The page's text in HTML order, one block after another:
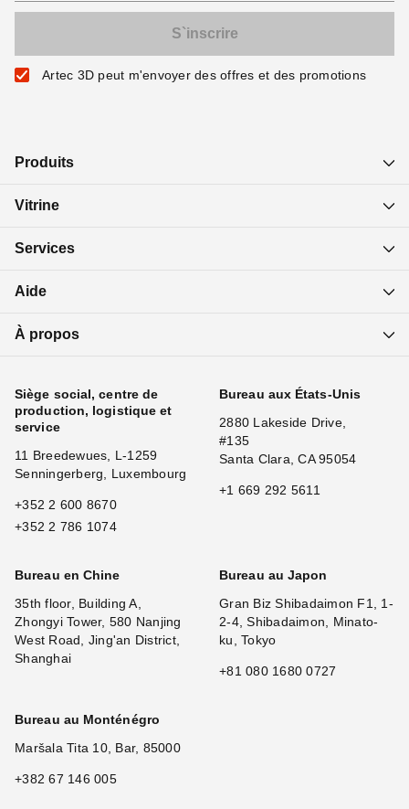
Artec 3D peut m'envoyer des offres et des promotions
Produits
Vitrine
Services
Aide
À propos
Siège social, centre de
production, logistique et
service
11 Breedewues, L-1259
Senningerberg, Luxembourg
+352 2 600 8670
+352 2 786 1074
Bureau aux États-Unis
2880 Lakeside Drive,
#135
Santa Clara, CA 95054
+1 669 292 5611
Bureau en Chine
35th floor, Building A,
Zhongyi Tower, 580 Nanjing
West Road, Jing'an District,
Shanghai
Bureau au Japon
Gran Biz Shibadaimon F1, 1-
2-4, Shibadaimon, Minato-
ku, Tokyo
+81 080 1680 0727
Bureau au Monténégro
Maršala Tita 10, Bar, 85000
+382 67 146 005